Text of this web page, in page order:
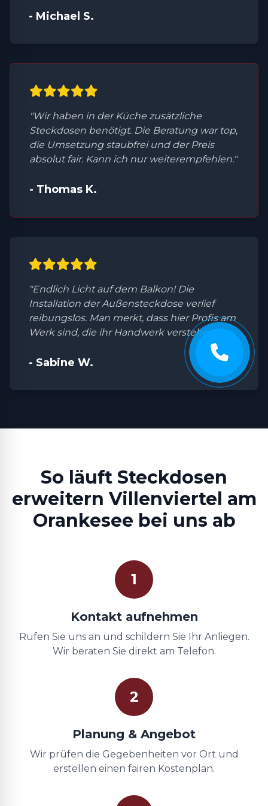
- Michael S.
"Wir haben in der Küche zusätzliche
Steckdosen benötigt. Die Beratung war top,
die Umsetzung staubfrei und der Preis
absolut fair. Kann ich nur weiterempfehlen."
- Thomas K.
"Endlich Licht auf dem Balkon! Die
Installation der Außensteckdose verlief
reibungslos. Man merkt, dass hier Profis am
Werk sind, die ihr Handwerk verstehen."
- Sabine W.
So läuft Steckdosen
erweitern Villenviertel am
Orankesee bei uns ab
1
Kontakt aufnehmen
Rufen Sie uns an und schildern Sie Ihr Anliegen.
Wir beraten Sie direkt am Telefon.
2
Planung & Angebot
Wir prüfen die Gegebenheiten vor Ort und
erstellen einen fairen Kostenplan.